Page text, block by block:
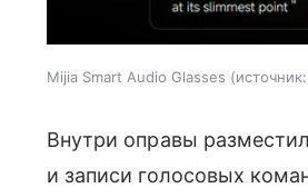
Mijia Smart Audio Glasses источник:
Внутри оправы
и записи голосовых